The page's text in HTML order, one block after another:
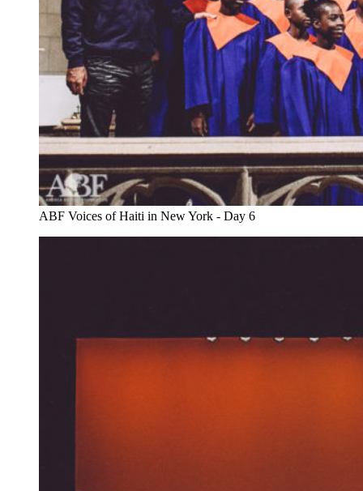
ABF Voices of Haiti in New York - Day 6